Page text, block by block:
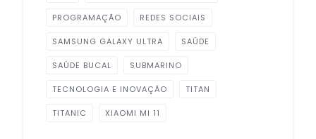
PROGRAMAÇÃO REDES SOCIAIS
SAMSUNG GALAXY ULTRA SAÚDE
SAÚDE BUCAL SUBMARINO
TECNOLOGIA E INOVAÇÃO TITAN
TITANIC XIAOMI MI 11